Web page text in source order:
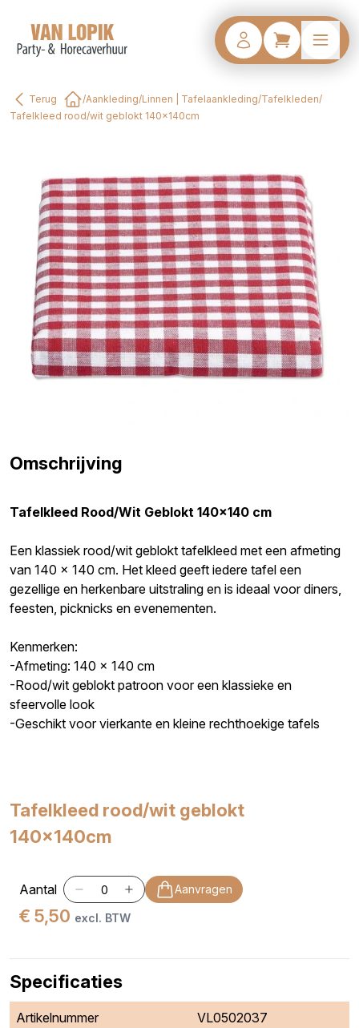
Terug
Home
/Aankleding/Linnen | Tafelaankleding/Tafelkleden/
Tafelkleed rood/wit geblokt 140x140cm
Omschrijving
Tafelkleed Rood/Wit Geblokt 140x140 cm
Een klassiek rood/wit geblokt tafelkleed met een afmeting
van 140 x 140 cm. Het kleed geeft iedere tafel een
gezellige en herkenbare uitstraling en is ideaal voor diners,
feesten, picknicks en evenementen.
Kenmerken:
-Afmeting: 140 x 140 cm
-Rood/wit geblokt patroon voor een klassieke en
sfeervolle look
-Geschikt voor vierkante en kleine rechthoekige tafels
Tafelkleed rood/wit geblokt
140x140cm
Aantal Aanvragen
€ 5,50 excl. BTW
Specificaties
Artikelnummer VL0502037